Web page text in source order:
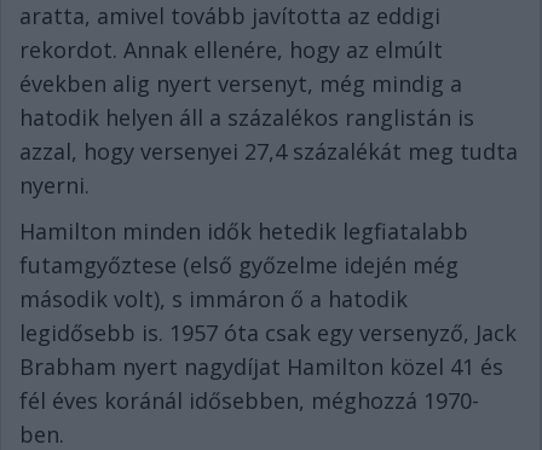
aratta, amivel tovább javította az eddigi
rekordot. Annak ellenére, hogy az elmúlt
években alig nyert versenyt, még mindig a
hatodik helyen áll a százalékos ranglistán is
azzal, hogy versenyei 27,4 százalékát meg tudta
nyerni.
Hamilton minden idők hetedik legfiatalabb
futamgyőztese (első győzelme idején még
második volt), s immáron ő a hatodik
legidősebb is. 1957 óta csak egy versenyző, Jack
Brabham nyert nagydíjat Hamilton közel 41 és
fél éves koránál idősebben, méghozzá 1970-
ben.